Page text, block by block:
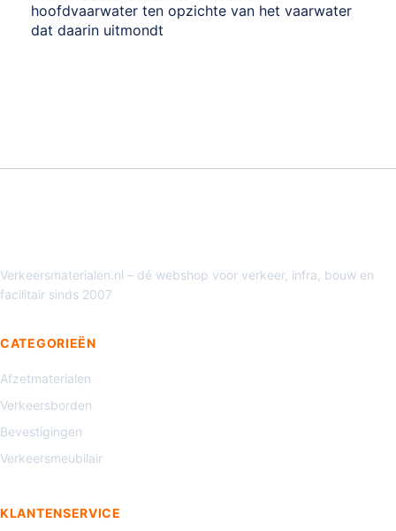
hoofdvaarwater ten opzichte van het vaarwater
dat daarin uitmondt
Verkeersmaterialen.nl – dé webshop voor verkeer, infra, bouw en
facilitair sinds 2007
CATEGORIEËN
Afzetmaterialen
Verkeersborden
Bevestigingen
Verkeersmeubilair
KLANTENSERVICE